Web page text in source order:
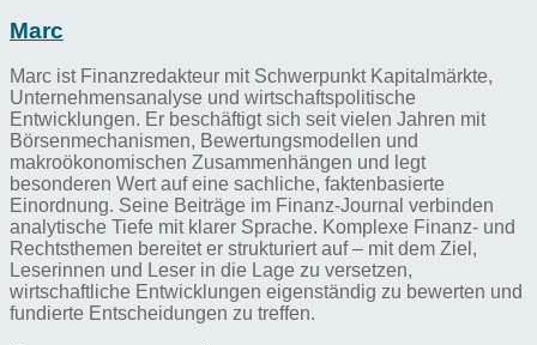
Marc
Marc ist Finanzredakteur mit Schwerpunkt Kapitalmärkte,
Unternehmensanalyse und wirtschaftspolitische
Entwicklungen. Er beschäftigt sich seit vielen Jahren mit
Börsenmechanismen, Bewertungsmodellen und
makroökonomischen Zusammenhängen und legt
besonderen Wert auf eine sachliche, faktenbasierte
Einordnung. Seine Beiträge im Finanz-Journal verbinden
analytische Tiefe mit klarer Sprache. Komplexe Finanz- und
Rechtsthemen bereitet er strukturiert auf – mit dem Ziel,
Leserinnen und Leser in die Lage zu versetzen,
wirtschaftliche Entwicklungen eigenständig zu bewerten und
fundierte Entscheidungen zu treffen.